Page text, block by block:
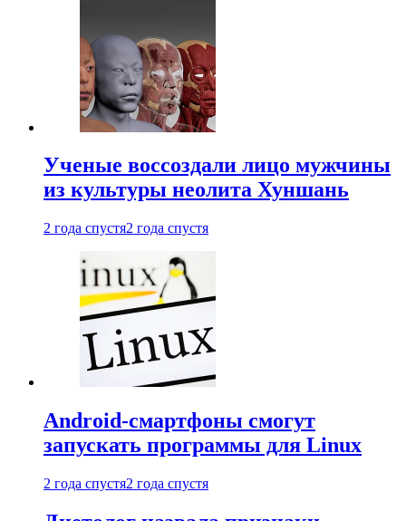
Ученые воссоздали лицо мужчины
из культуры неолита Хуншань
2 года спустя2 года спустя
Android-смартфоны смогут
запускать программы для Linux
2 года спустя2 года спустя